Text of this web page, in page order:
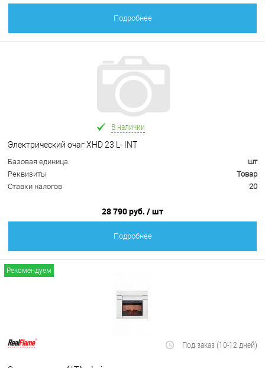
Подробнее
В наличии
Электрический очаг XHD 23 L- INT
Базовая единица
шт
Реквизиты
Товар
Ставки налогов
20
28 790 руб. / шт
Подробнее
Рекомендуем
Под заказ (10-12 дней)